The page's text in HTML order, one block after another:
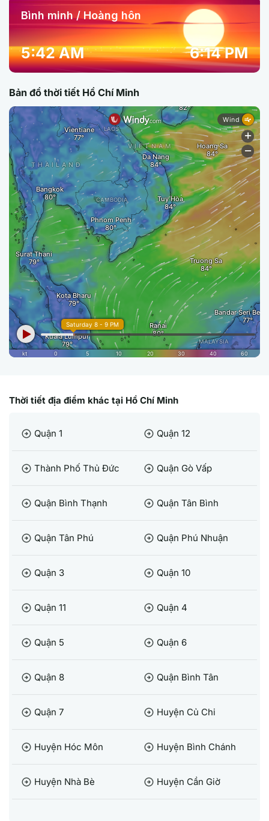
Bình minh / Hoàng hôn
5:42 AM 6:14 PM
Bản đồ thời tiết Hồ Chí Minh
Thời tiết địa điểm khác tại Hồ Chí Minh
arrow_circle_right Quận 1 arrow_circle_right Quận 12
arrow_circle_right Thành Phố Thủ Đức arrow_circle_right Quận Gò Vấp
arrow_circle_right Quận Bình Thạnh arrow_circle_right Quận Tân Bình
arrow_circle_right Quận Tân Phú arrow_circle_right Quận Phú Nhuận
arrow_circle_right Quận 3 arrow_circle_right Quận 10
arrow_circle_right Quận 11 arrow_circle_right Quận 4
arrow_circle_right Quận 5 arrow_circle_right Quận 6
arrow_circle_right Quận 8 arrow_circle_right Quận Bình Tân
arrow_circle_right Quận 7 arrow_circle_right Huyện Củ Chi
arrow_circle_right Huyện Hóc Môn arrow_circle_right Huyện Bình Chánh
arrow_circle_right Huyện Nhà Bè arrow_circle_right Huyện Cần Giờ